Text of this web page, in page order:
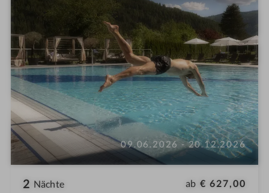
09.06.2026 - 20.12.2026
2 Nächte ab € 627,00